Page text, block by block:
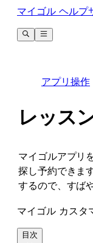
マイゴル ヘルプ
アプリ操作
レッス
マイゴルアプリ
探し予約できま
するので、すば
マイゴル カスタ
目次